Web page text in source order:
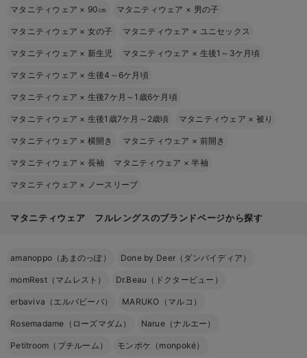
マタニティウェア × 90㎝ マタニティウェア × 男の子
マタニティウェア × 女の子 マタニティウェア × ユニセックス
マタニティウェア × 新生児 マタニティウェア × 生後1～3ケ月頃
マタニティウェア × 生後4～6ケ月頃
マタニティウェア × 生後7ケ月～1歳6ケ月頃
マタニティウェア × 生後1歳7ケ月～2歳頃 マタニティウェア × 被り
マタニティウェア × 横開き マタニティウェア × 前開き
マタニティウェア × 長袖 マタニティウェア ×半袖
マタニティウェア × ノースリーブ
マタニティウェア フルレングスのブランドページから探す
amanoppo（あまのっぽ） Done by Deer（ダンバイディア）
momRest（マムレスト） Dr.Beau（ドクタービュー）
erbaviva（エルバビーバ） MARUKO（マルコ）
Rosemadame（ローズマダム） Narue（ナルエー）
Petitroom（プチルーム） モンポケ（monpoké）